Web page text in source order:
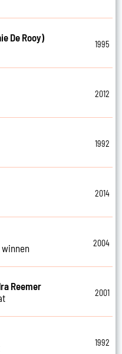
De Rooy)
1995
2012
1992
2014
2004
Reemer
2001
1992